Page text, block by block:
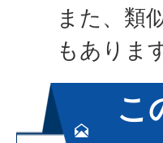
また、類
もありま
こ